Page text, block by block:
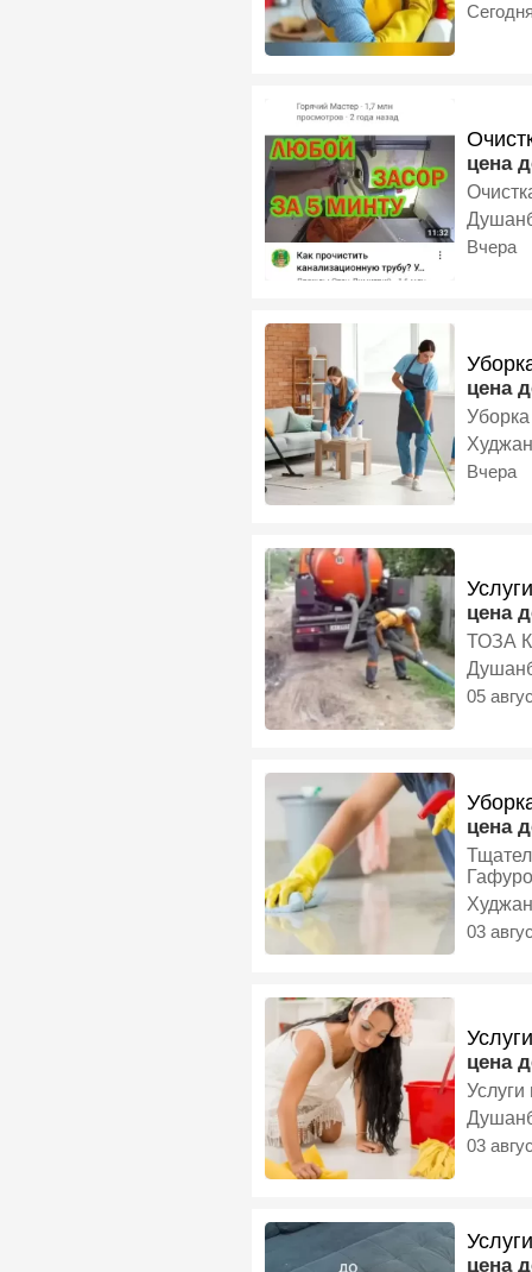
Сегодня
цена
Вчера
цена
Вчера
цена
ТОЗА
05
цена
03
цена
Услуги
03
цена